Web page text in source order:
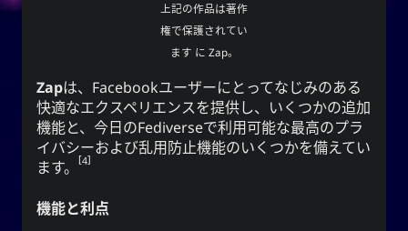
上記の作品は著作
権で保護されてい
ます に Zap。
Zapは、Facebookユーザーにとってなじみのある
快適なエクスペリエンスを提供し、いくつかの追加
機能と、今日のFediverseで利用可能な最高のプラ
イバシーおよび乱用防止機能のいくつかを備えてい
ます。
4
機能と利点